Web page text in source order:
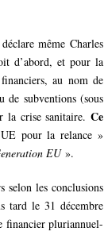
même Charles
d’abord, et pour la
au nom de
de subventions (sous
la crise sanitaire. Ce
pour la relance »
EU».
selon les conclusions
tard le 31 décembre
financier pluriannuel-